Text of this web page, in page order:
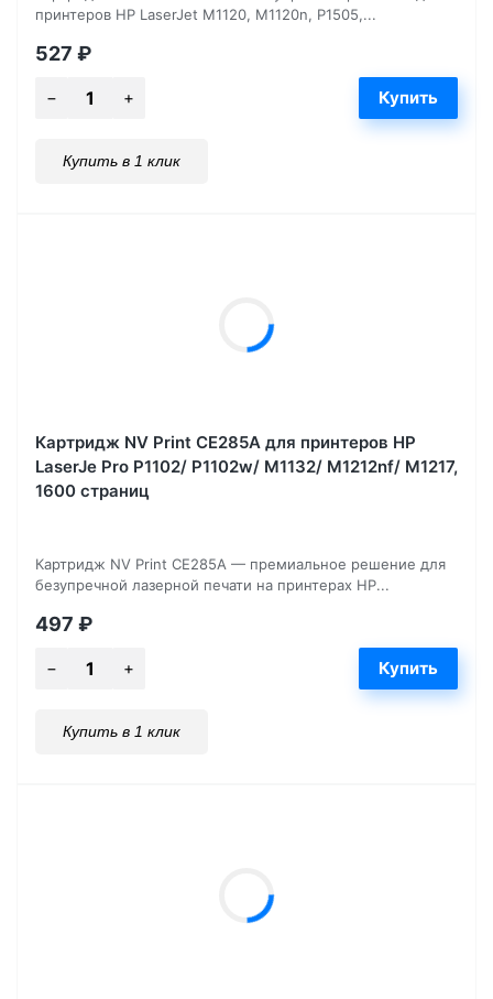
принтеров HP LaserJet M1120, M1120n, P1505,...
527 ₽
Купить в 1 клик
Картридж NV Print CE285A для принтеров HP
LaserJe Pro P1102/ P1102w/ M1132/ M1212nf/ М1217,
1600 страниц
Картридж NV Print CE285A — премиальное решение для
безупречной лазерной печати на принтерах HP...
497 ₽
Купить в 1 клик